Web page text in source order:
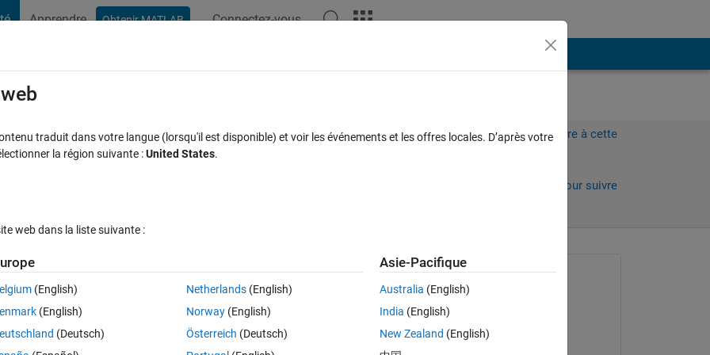
Apprendre Obtenir MATLAB Connectez-vous
Connectez-vous pour répondre à cette
Connectez-vous pour suivre
masoud jiryaei
le 21 Jan 2020
traduit dans votre langue (lorsqu'il est disponible) et voir les événements et les offres locales. D’après votre
la région suivante :United States.
web dans la liste suivante :
(English)
(English)
(Deutsch)
Netherlands(English)
Norway(English)
Österreich (Deutsch)
Asie-Pacifique
Australia (English)
India (English)
New Zealand (English)